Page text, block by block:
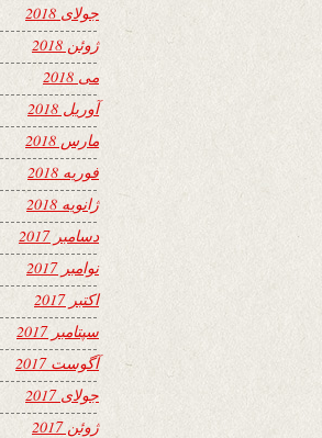
جولای 2018
ژوئن 2018
می 2018
آوریل 2018
مارس 2018
فوریه 2018
ژانویه 2018
دسامبر 2017
نوامبر 2017
اکتبر 2017
سپتامبر 2017
آگوست 2017
جولای 2017
ژوئن 2017